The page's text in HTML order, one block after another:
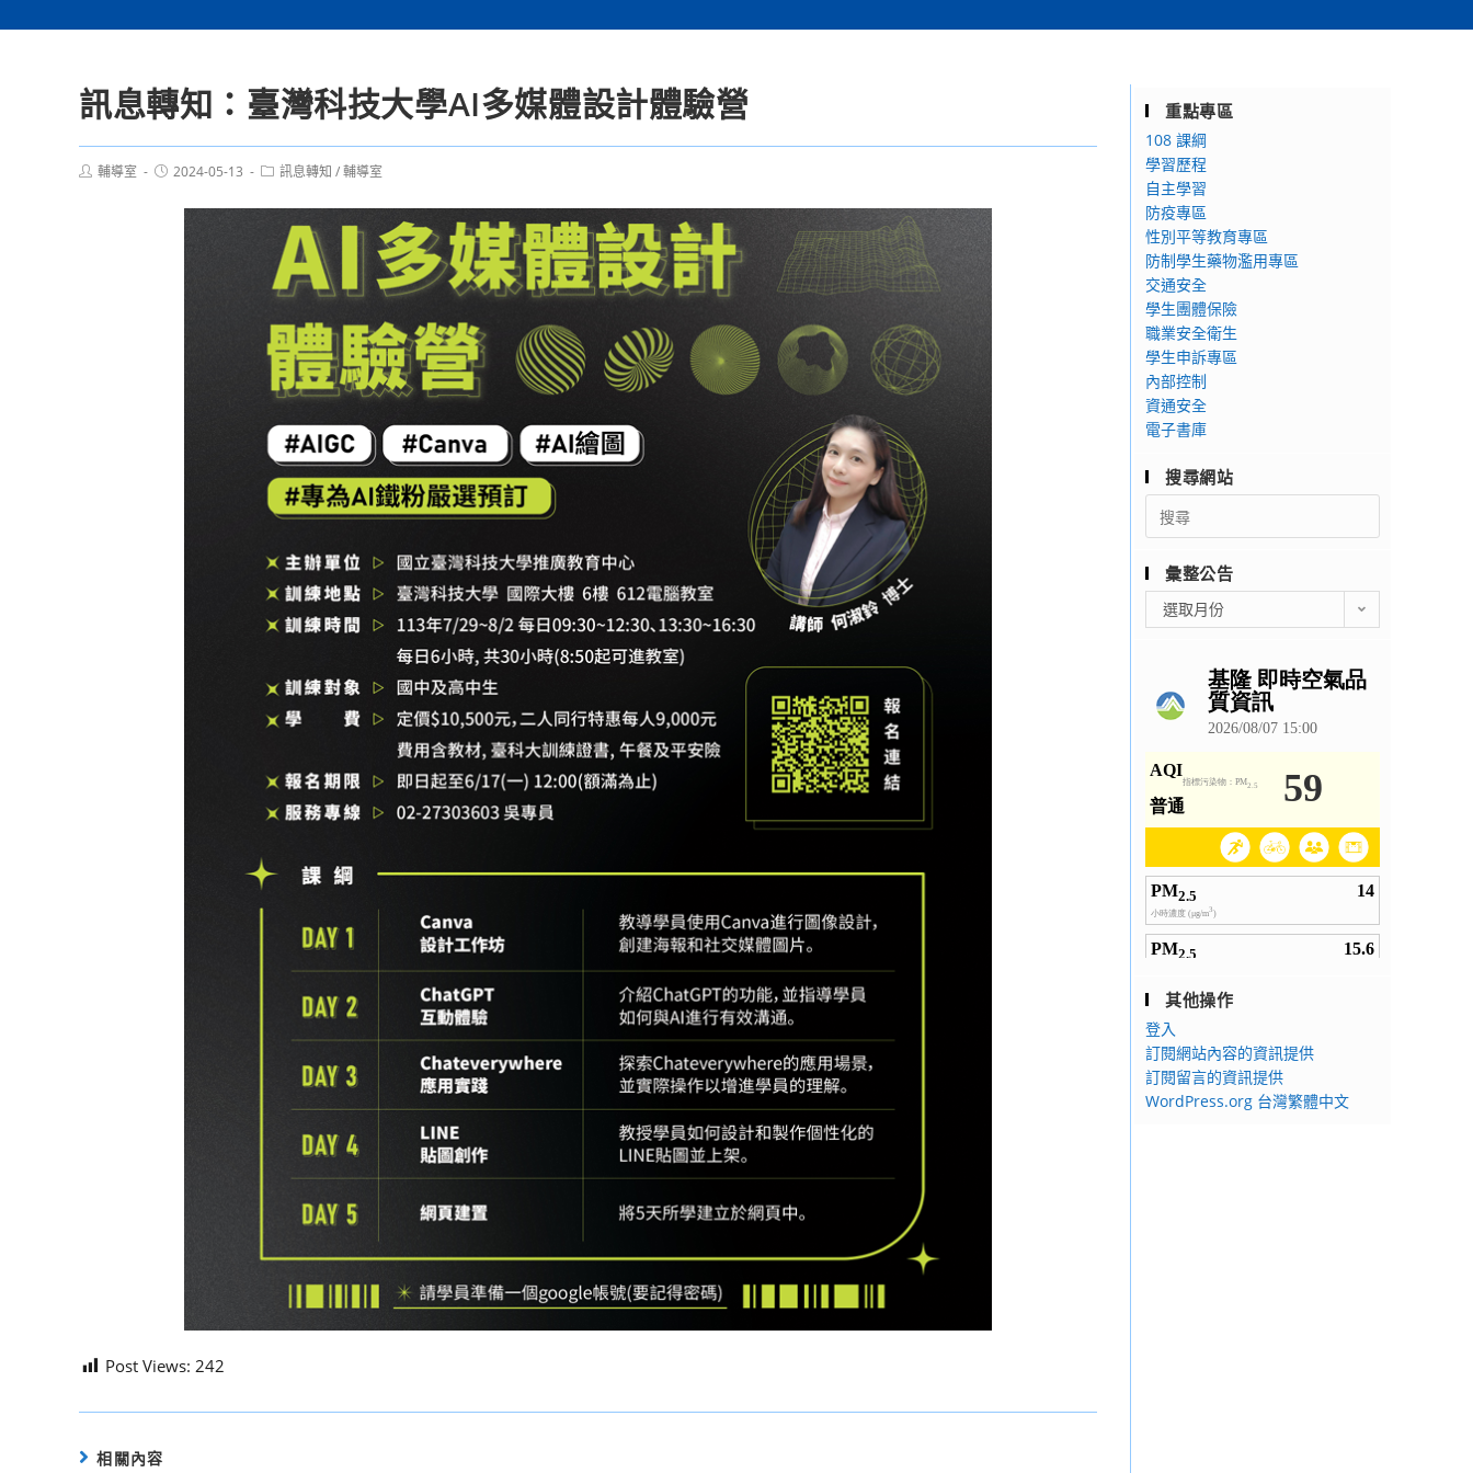
訊息轉知：臺灣科技大學AI多媒體設計體驗營
Post輔導室
Post2024-05-13
Post訊息轉知 /輔導室
Post Views: 242
相關內容
重點專區
108 課綱
學習歷程
自主學習
防疫專區
性別平等教育專區
防制學生藥物濫用專區
交通安全
學生團體保險
職業安全衛生
學生申訴專區
內部控制
資通安全
電子書庫
搜尋網站
Search
for:
彙整公告
整
選取月份
其他操作
登入
訂閱網站內容的資訊提供
訂閱留言的資訊提供
WordPress.org 台灣繁體中文